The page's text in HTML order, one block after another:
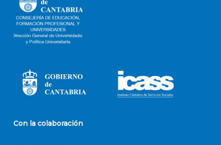
Con la colaboración